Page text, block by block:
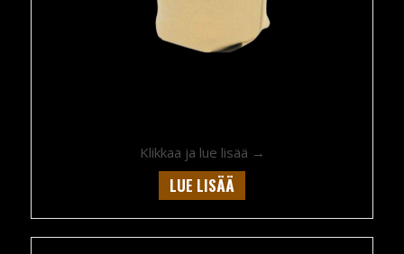
Klikkaa ja lue lisää →
LUE LISÄÄ